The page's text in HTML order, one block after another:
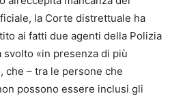
la Corte distrettuale ha
ai fatti due agenti della Polizia
«in presenza di più
che – tra le persone che
possono essere inclusi gli